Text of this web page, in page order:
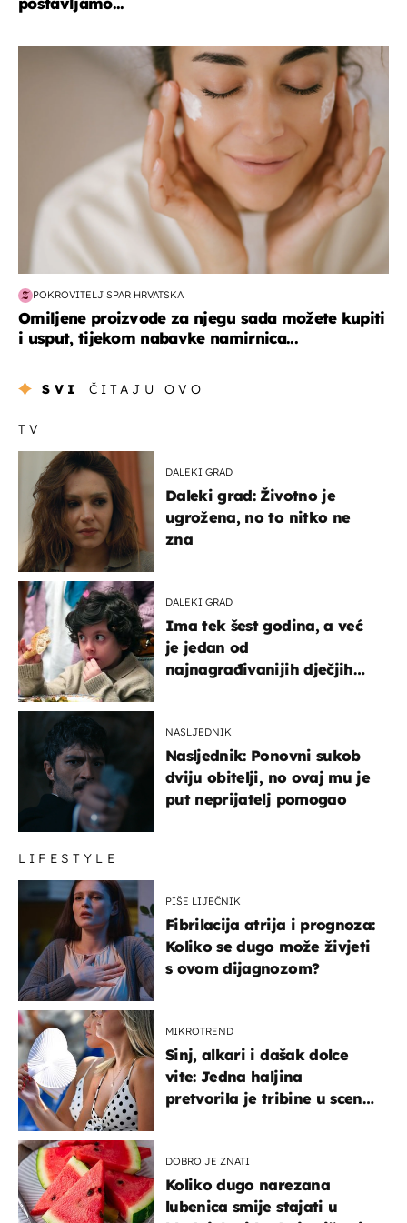
moda & ljepota
POKROVITELJ SPAR HRVATSKA
Omiljene proizvode za njegu sada možete kupiti
i usput, tijekom nabavke namirnica...
SVI ČITAJU OVO
TV
DALEKI GRAD
Daleki grad: Životno je
ugrožena, no to nitko ne
zna
DALEKI GRAD
Ima tek šest godina, a već
je jedan od
najnagrađivanijih dječjih
NASLJEDNIK
Nasljednik: Ponovni sukob
dviju obitelji, no ovaj mu je
put neprijatelj pomogao
LIFESTYLE
PIŠE LIJEČNIK
Fibrilacija atrija i prognoza:
Koliko se dugo može živjeti
s ovom dijagnozom?
MIKROTREND
Sinj, alkari i dašak dolce
vite: Jedna haljina
pretvorila je tribine u scenu
DOBRO JE ZNATI
Koliko dugo narezana
lubenica smije stajati u